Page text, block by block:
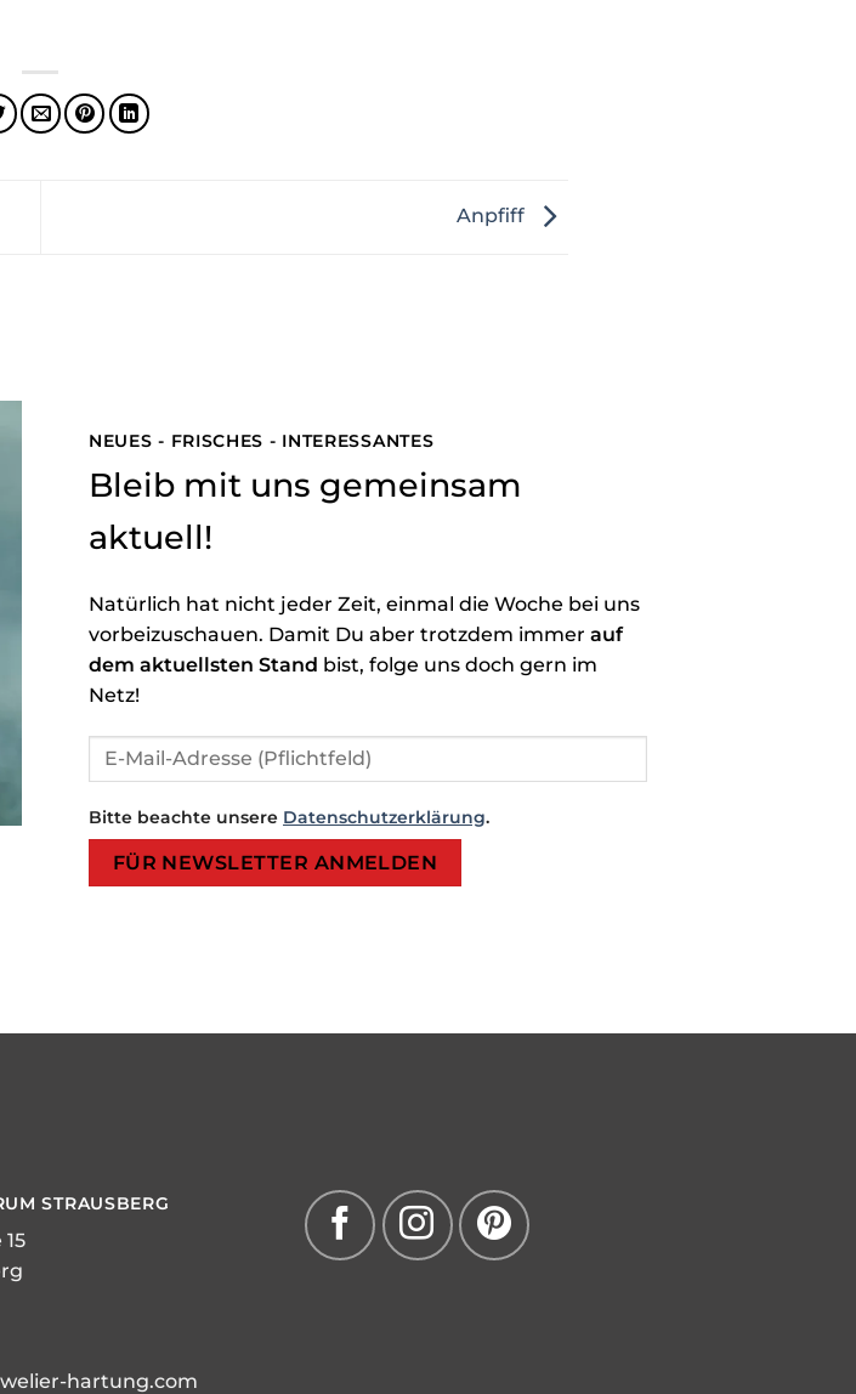
Anpfiff
NEUES - FRISCHES - INTERESSANTES
Bleib mit uns gemeinsam
aktuell!
Natürlich hat nicht jeder Zeit, einmal die Woche bei uns
vorbeizuschauen. Damit Du aber trotzdem immer auf
dem aktuellsten Stand bist, folge uns doch gern im
Netz!
Bitte beachte unsere Datenschutzerklärung.
Bitte lasse dieses Feld leer.
Bitte lasse dieses Feld leer.
STRAUSBERG
hartung.com